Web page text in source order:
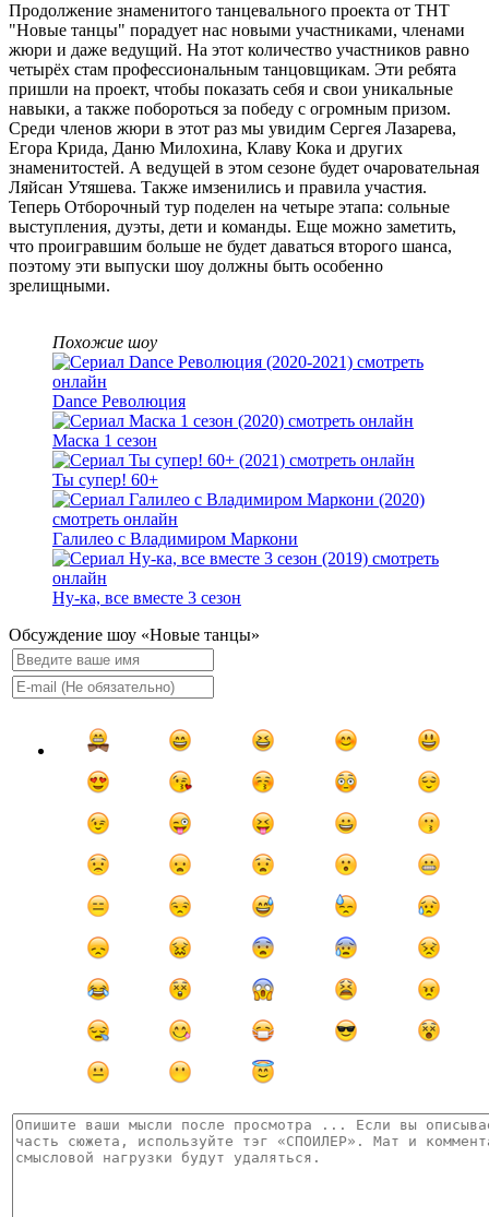
Продолжение знаменитого танцевального проекта от ТНТ
"Новые танцы" порадует нас новыми участниками, членами
жюри и даже ведущий. На этот количество участников равно
четырёх стам профессиональным танцовщикам. Эти ребята
пришли на проект, чтобы показать себя и свои уникальные
навыки, а также побороться за победу с огромным призом.
Среди членов жюри в этот раз мы увидим Сергея Лазарева,
Егора Крида, Даню Милохина, Клаву Кока и других
знаменитостей. А ведущей в этом сезоне будет очаровательная
Ляйсан Утяшева. Также имзенились и правила участия.
Теперь Отборочный тур поделен на четыре этапа: сольные
выступления, дуэты, дети и команды. Еще можно заметить,
что проигравшим больше не будет даваться второго шанса,
поэтому эти выпуски шоу должны быть особенно
зрелищными.
Похожие шоу
Dance Революция
Маска 1 сезон
Ты супер! 60+
Галилео с Владимиром Маркони
Ну-ка, все вместе 3 сезон
Обсуждение шоу «Новые танцы»